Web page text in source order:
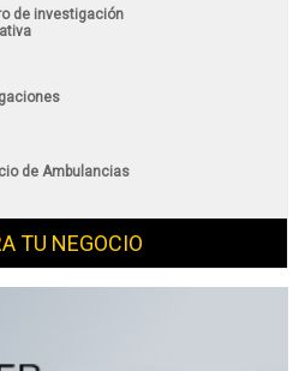
de investigación
de Ambulancias
TU NEGOCIO